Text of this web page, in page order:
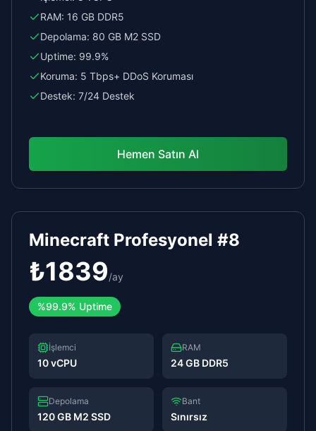
RAM: 16 GB DDR5
Depolama: 80 GB M2 SSD
Uptime: 99.9%
Koruma: 5 Tbps+ DDoS Koruması
Destek: 7/24 Destek
Hemen Satın Al
Minecraft Profesyonel #8
₺1839/ay
%99.9% Uptime
İşlemci
10 vCPU
RAM
24 GB DDR5
Depolama
120 GB M2 SSD
Bant
Sınırsız